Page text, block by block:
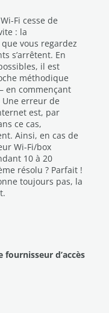
Fi cesse de
: la
vous regardez
s’arrêtent. En
il est
méthodique
en commençant
erreur de
est, par
ce cas,
Ainsi, en cas de
Wi-Fi/box
10 à 20
résolu ? Parfait !
toujours pas, la
d’accès